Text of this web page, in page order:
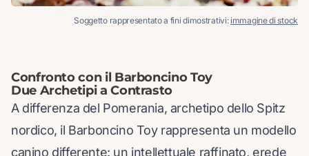
Soggetto rappresentato a fini dimostrativi: immagine di stock
Confronto con il Barboncino Toy
Due Archetipi a Contrasto
A differenza del Pomerania, archetipo dello Spitz
nordico, il Barboncino Toy rappresenta un modello
canino differente: un intellettuale raffinato, erede